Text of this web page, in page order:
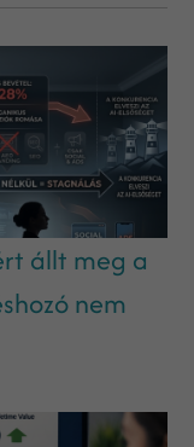
állt meg a
nem